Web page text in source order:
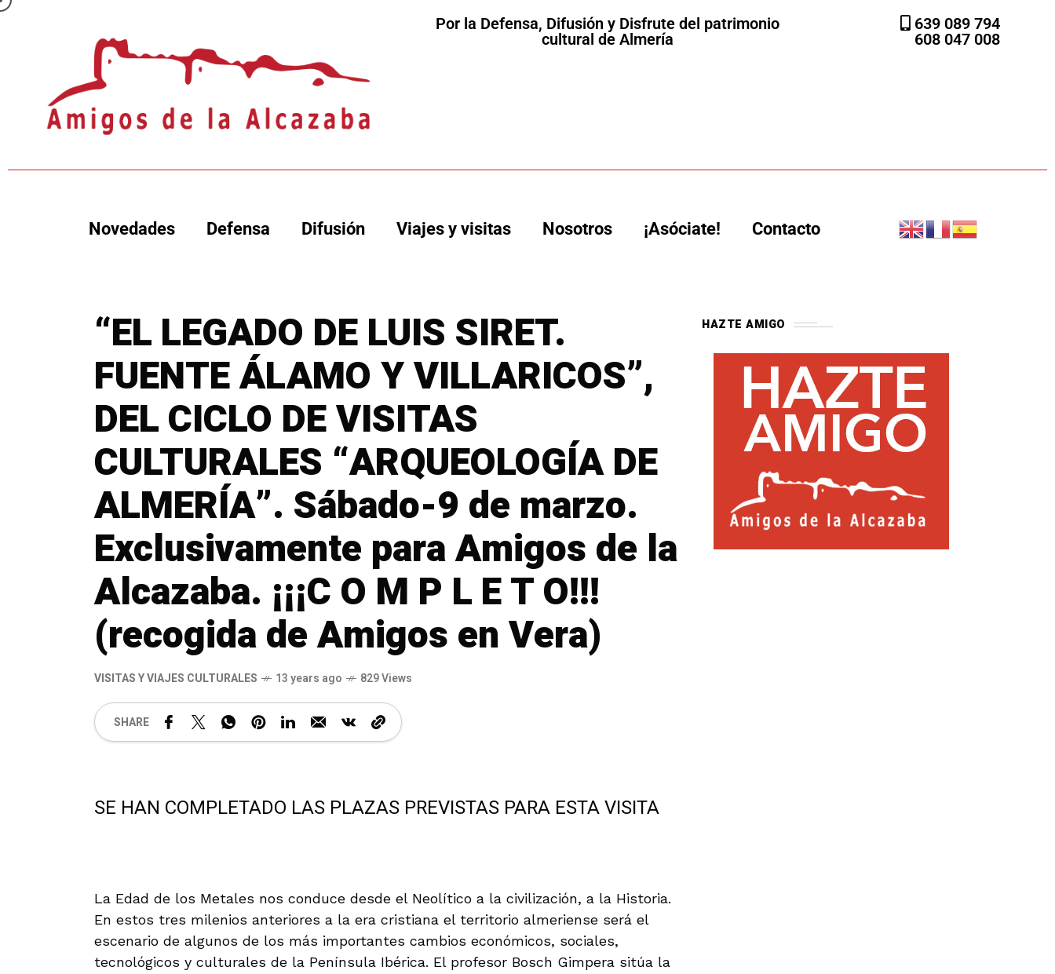
Por la Defensa, Difusión y Disfrute del patrimonio
cultural de Almería
639 089 794
608 047 008
Novedades Defensa Difusión Viajes y visitas Nosotros ¡Asóciate! Contacto
“EL LEGADO DE LUIS SIRET.
FUENTE ÁLAMO Y VILLARICOS”,
DEL CICLO DE VISITAS
CULTURALES “ARQUEOLOGÍA DE
ALMERÍA”. Sábado-9 de marzo.
Exclusivamente para Amigos de la
Alcazaba. ¡¡¡C O M P L E T O!!!
(recogida de Amigos en Vera)
VISITAS Y VIAJES CULTURALES 13 years ago 829 Views
SHARE
SE HAN COMPLETADO LAS PLAZAS PREVISTAS PARA ESTA VISITA
La Edad de los Metales nos conduce desde el Neolítico a la civilización, a la Historia.
En estos tres milenios anteriores a la era cristiana el territorio almeriense será el
escenario de algunos de los más importantes cambios económicos, sociales,
tecnológicos y culturales de la Península Ibérica. El profesor Bosch Gimpera sitúa la
HAZTE AMIGO